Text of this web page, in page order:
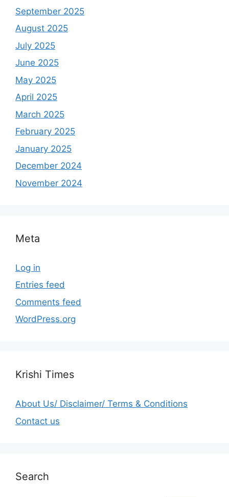
September 2025
August 2025
July 2025
June 2025
May 2025
April 2025
March 2025
February 2025
January 2025
December 2024
November 2024
Meta
Log in
Entries feed
Comments feed
WordPress.org
Krishi Times
About Us/ Disclaimer/ Terms & Conditions
Contact us
Search